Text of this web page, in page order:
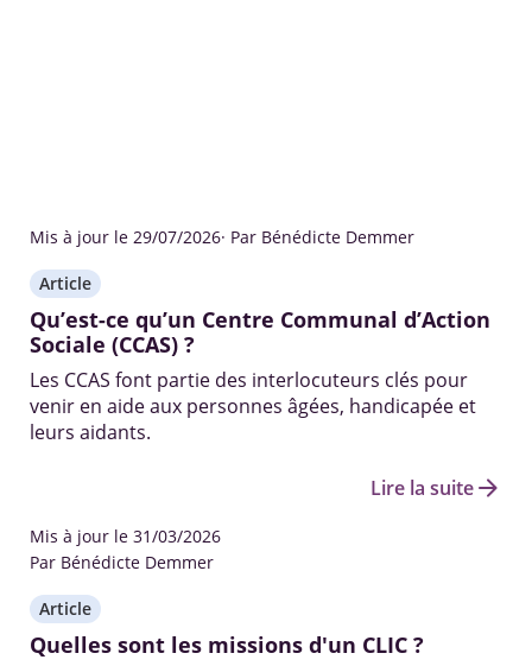
Mis à jour le 29/07/2026· Par Bénédicte Demmer
Article
Qu’est-ce qu’un Centre Communal d’Action
Sociale (CCAS) ?
Les CCAS font partie des interlocuteurs clés pour
venir en aide aux personnes âgées, handicapée et
leurs aidants.
Lire la suitearrow_forward
Mis à jour le 31/03/2026
Par Bénédicte Demmer
Article
Quelles sont les missions d'un CLIC ?